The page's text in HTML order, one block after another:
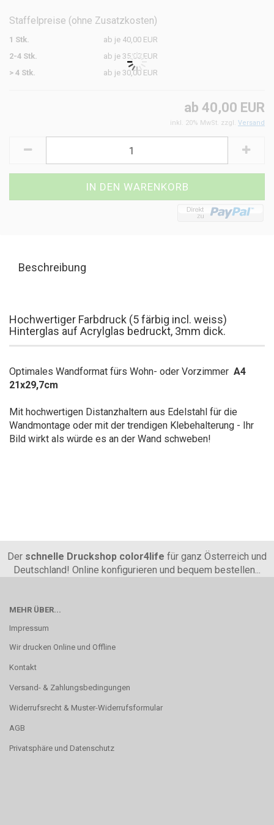
Staffelpreise (ohne Zusatzkosten)
1 Stk.
ab je 40,00 EUR
2-4 Stk.
ab je 35,00 EUR
> 4 Stk.
ab je 30,00 EUR
ab 40,00 EUR
inkl. 20% MwSt. zzgl. Versand
Beschreibung
Hochwertiger Farbdruck (5 färbig incl. weiss)
Hinterglas auf Acrylglas bedruckt, 3mm dick.
Optimales Wandformat fürs Wohn- oder Vorzimmer A4
21x29,7cm
Mit hochwertigen Distanzhaltern aus Edelstahl für die
Wandmontage oder mit der trendigen Klebehalterung - Ihr
Bild wirkt als würde es an der Wand schweben!
Der schnelle Druckshop color4life für ganz Österreich und
Deutschland! Online konfigurieren und bequem bestellen...
MEHR ÜBER...
Impressum
Wir drucken Online und Offline
Kontakt
Versand- & Zahlungsbedingungen
Widerrufsrecht & Muster-Widerrufsformular
AGB
Privatsphäre und Datenschutz